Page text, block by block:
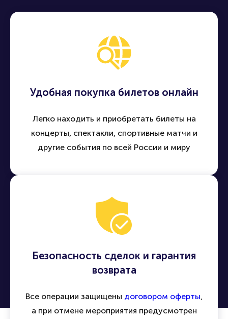
Удобная покупка билетов онлайн
Легко находить и приобретать билеты на
концерты, спектакли, спортивные матчи и
другие события по всей России и миру
Безопасность сделок и гарантия
возврата
Все операции защищены договором оферты,
а при отмене мероприятия предусмотрен